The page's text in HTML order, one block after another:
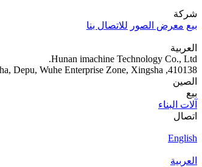
شركة
بيع معرض الصور للاتصال بنا
العربية
Hunan imachine Technology Co., Ltd.
410138, Changsha, Depu, Wuhe Enterprise Zone, Xingsha
الصين
بيع
آلات البناء
اتصال
English
العربية